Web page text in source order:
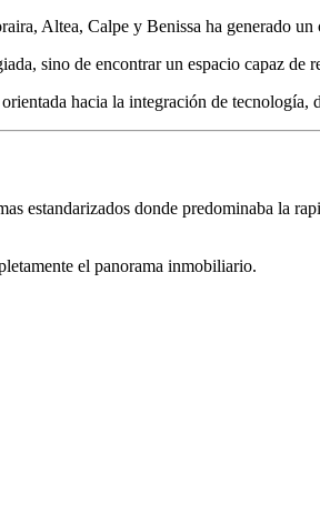
Altea, Calpe y Benissa ha generado
sino de encontrar un espacio capaz de
hacia la integración de tecnología,
estandarizados donde predominaba la
el panorama inmobiliario.